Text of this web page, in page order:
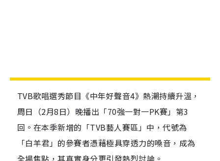
TVB歌唱選秀節目《中年好聲音4》熱潮持續升溫，
周日（2月8日）晚播出「70強一對一PK賽」第3
回。在本季新增的「TVB藝人賽區」中，代號為
「白羊君」的參賽者憑藉極具穿透力的嗓音，成為